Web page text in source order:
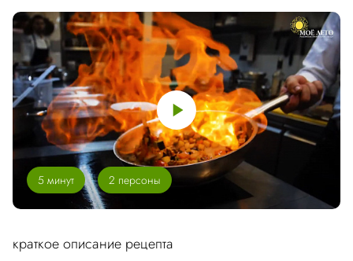
5 минут 2 персоны
краткое описание рецепта